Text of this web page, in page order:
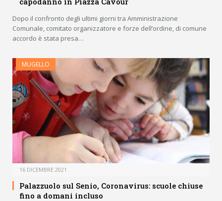
Dopo il confronto degli ultimi giorni tra Amministrazione
Comunale, comitato organizzatore e forze dell’ordine, di comune
accordo è stata presa…
MUGELLO
16 DICEMBRE 2021
Palazzuolo sul Senio, Coronavirus: scuole chiuse
fino a domani incluso